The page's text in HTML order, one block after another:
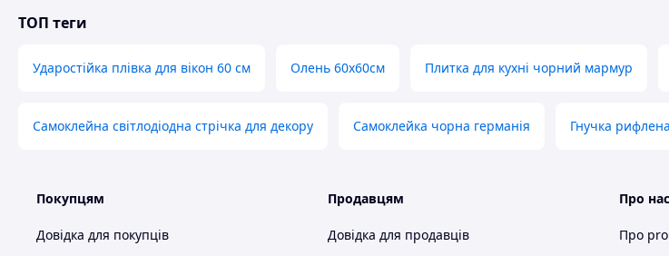
ТОП теги
Ударостійка плівка для вікон 60 см Олень 60х60см Плитка для кухні чорний мармур
Самоклейна світлодіодна стрічка для декору Самоклейка чорна германія Гнучка
Покупцям
Довідка для покупців
Продавцям
Довідка для продавців
Про нас
Про